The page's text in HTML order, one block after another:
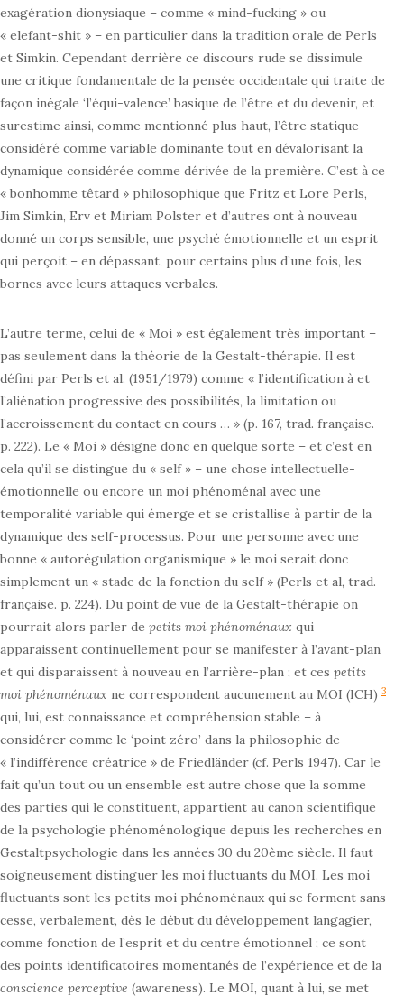
exagération dionysiaque – comme « mind-fucking » ou
« elefant-shit » – en particulier dans la tradition orale de Perls
et Simkin. Cependant derrière ce discours rude se dissimule
une critique fondamentale de la pensée occidentale qui traite de
façon inégale ‘l’équi-valence’ basique de l’être et du devenir, et
surestime ainsi, comme mentionné plus haut, l’être statique
considéré comme variable dominante tout en dévalorisant la
dynamique considérée comme dérivée de la première. C’est à ce
« bonhomme têtard » philosophique que Fritz et Lore Perls,
Jim Simkin, Erv et Miriam Polster et d’autres ont à nouveau
donné un corps sensible, une psyché émotionnelle et un esprit
qui perçoit – en dépassant, pour certains plus d’une fois, les
bornes avec leurs attaques verbales.
L’autre terme, celui de « Moi » est également très important –
pas seulement dans la théorie de la Gestalt-thérapie. Il est
défini par Perls et al. (1951/1979) comme « l’identification à et
l’aliénation progressive des possibilités, la limitation ou
l’accroissement du contact en cours … » (p. 167, trad. française.
p. 222). Le « Moi » désigne donc en quelque sorte – et c’est en
cela qu’il se distingue du « self » – une chose intellectuelle-
émotionnelle ou encore un moi phénoménal avec une
temporalité variable qui émerge et se cristallise à partir de la
dynamique des self-processus. Pour une personne avec une
bonne « autorégulation organismique » le moi serait donc
simplement un « stade de la fonction du self » (Perls et al, trad.
française. p. 224). Du point de vue de la Gestalt-thérapie on
pourrait alors parler de petits moi phénoménaux qui
apparaissent continuellement pour se manifester à l’avant-plan
et qui disparaissent à nouveau en l’arrière-plan ; et ces petits
moi phénoménaux ne correspondent aucunement au MOI (ICH) 3
qui, lui, est connaissance et compréhension stable – à
considérer comme le ‘point zéro’ dans la philosophie de
« l’indifférence créatrice » de Friedländer (cf. Perls 1947). Car le
fait qu’un tout ou un ensemble est autre chose que la somme
des parties qui le constituent, appartient au canon scientifique
de la psychologie phénoménologique depuis les recherches en
Gestaltpsychologie dans les années 30 du 20ème siècle. Il faut
soigneusement distinguer les moi fluctuants du MOI. Les moi
fluctuants sont les petits moi phénoménaux qui se forment sans
cesse, verbalement, dès le début du développement langagier,
comme fonction de l’esprit et du centre émotionnel ; ce sont
des points identificatoires momentanés de l’expérience et de la
conscience perceptive (awareness). Le MOI, quant à lui, se met